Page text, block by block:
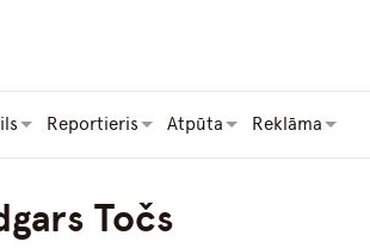
Reportieris Atpūta Reklāma
Točs